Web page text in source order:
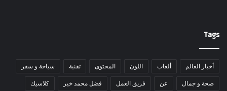
Tags
أخبار العالم ألعاب اللون المحتوى تقنية سياحة و سفر
صحة و جمال عن فريق العمل فضل محمد خير كلاسيك